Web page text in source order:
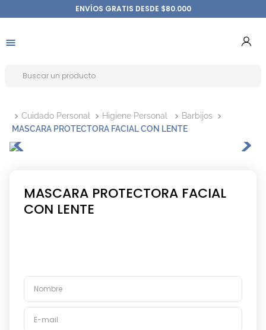
ENVÍOS GRATIS DESDE $80.000
Cuidado Personal Higiene Personal
Barbijos
MASCARA PROTECTORA FACIAL CON LENTE
MASCARA PROTECTORA FACIAL
CON LENTE